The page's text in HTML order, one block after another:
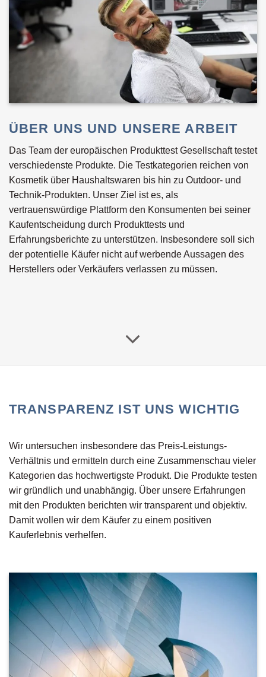
ÜBER UNS UND UNSERE ARBEIT
Das Team der europäischen Produkttest Gesellschaft testet
verschiedenste Produkte. Die Testkategorien reichen von
Kosmetik über Haushaltswaren bis hin zu Outdoor- und
Technik-Produkten. Unser Ziel ist es, als
vertrauenswürdige Plattform den Konsumenten bei seiner
Kaufentscheidung durch Produkttests und
Erfahrungsberichte zu unterstützen. Insbesondere soll sich
der potentielle Käufer nicht auf werbende Aussagen des
Herstellers oder Verkäufers verlassen zu müssen.
TRANSPARENZ IST UNS WICHTIG
Wir untersuchen insbesondere das Preis-Leistungs-
Verhältnis und ermitteln durch eine Zusammenschau vieler
Kategorien das hochwertigste Produkt. Die Produkte testen
wir gründlich und unabhängig. Über unsere Erfahrungen
mit den Produkten berichten wir transparent und objektiv.
Damit wollen wir dem Käufer zu einem positiven
Kauferlebnis verhelfen.